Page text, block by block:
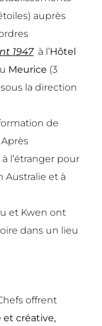
auprès
1947à l’Hôtel
Meurice (3
la direction
de
l’étranger pour
Australie et à
et Kwen ont
dans un lieu
offrent
et créative,